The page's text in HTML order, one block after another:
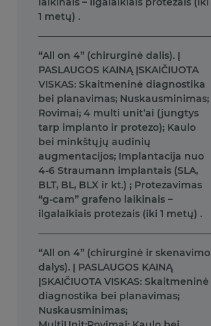
1 metų) .
“All on 4” (chirurginė dalis). Į
PASLAUGOS KAINĄ ĮSKAIČIUOTA
VISKAS: Skaitmeninė diagnostika
bei planavimas; Nuskausminimas;
Rovimai; 4 multi unit’ai (jungtys
tarp implanto ir protezo); Kaulo
bei minkštųjų audinių
augmentacijos; Implantacija nuo
4-6 Straumann implantais (SLA,
BLT, BL, BLX ir kt.) ; Protezavimas
“g-cam” grafeno laikinais –
ilgalaikiais protezais (iki 1 metų) .
“All on 4” (chirurginė ir skenavimo
dalys). Į PASLAUGOS KAINĄ
ĮSKAIČIUOTA VISKAS: Skaitmeninė
diagnostika bei planavimas;
Nuskausminimas;